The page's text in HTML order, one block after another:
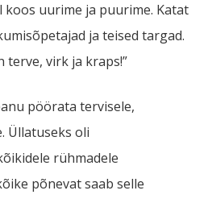
koos uurime ja puurime. Katat
ja teised targad.
terve, virk ja kraps!”
pöörata tervisele,
Üllatuseks oli
rühmadele
põnevat saab selle